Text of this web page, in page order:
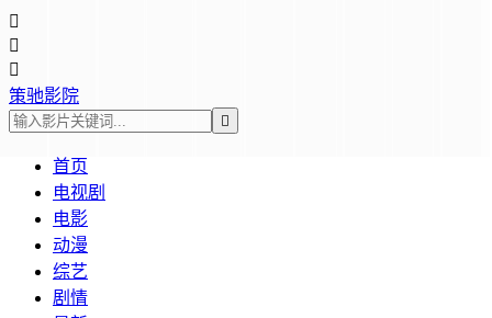



策驰影院

首页
电视剧
电影
动漫
综艺
剧情